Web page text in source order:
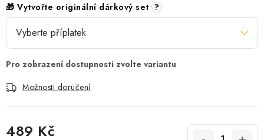
🎁 Vytvořte originální dárkový set ?
Možnosti doručení
489 Kč